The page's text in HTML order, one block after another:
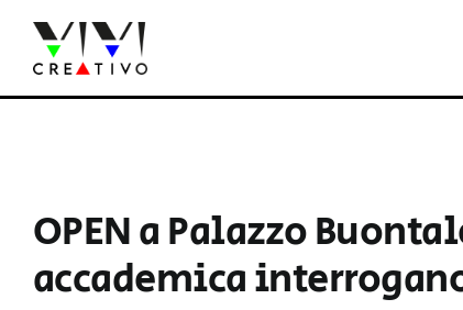
contenuto
OPEN a Palazzo
accademica